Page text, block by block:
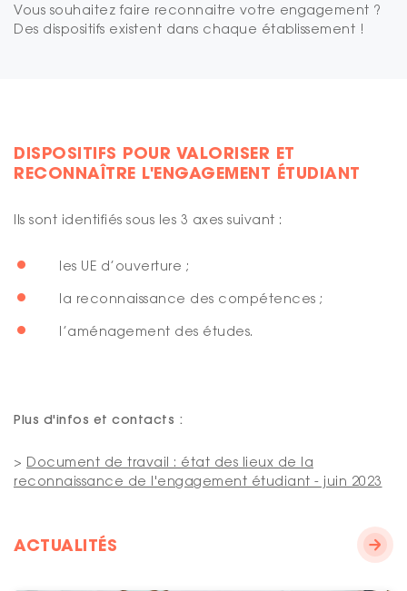
Vous souhaitez faire reconnaitre votre engagement ?
Des dispositifs existent dans chaque établissement !
DISPOSITIFS POUR VALORISER ET
RECONNAÎTRE L'ENGAGEMENT ÉTUDIANT
Ils sont identifiés sous les 3 axes suivant :
les UE d’ouverture ;
la reconnaissance des compétences ;
l’aménagement des études.
Plus d'infos et contacts :
> Document de travail : état des lieux de la
reconnaissance de l'engagement étudiant - juin 2023
ACTUALITÉS